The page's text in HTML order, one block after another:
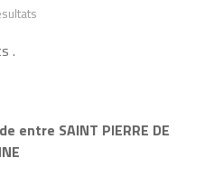
.
entre SAINT PIERRE DE